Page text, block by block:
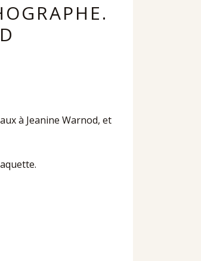
à Jeanine Warnod, et